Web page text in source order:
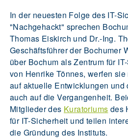
In der neuesten Folge des IT-
"Nachgehackt" sprechen
Thomas Eiskirch und Dr.-Ing.
Geschäftsführer der Bochumer
über Bochum als Zentrum für
von Henrike Tönnes, werfen
auf aktuelle Entwicklungen und
auch auf die Vergangenheit.
Mitglieder des Kuratoriums des
für IT-Sicherheit und teilen
die Gründung des Instituts.